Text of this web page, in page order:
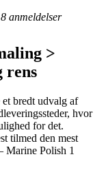
anmeldelser
>
rens
bredt udvalg af
hvor
for det.
tilmed den mest
Marine Polish 1